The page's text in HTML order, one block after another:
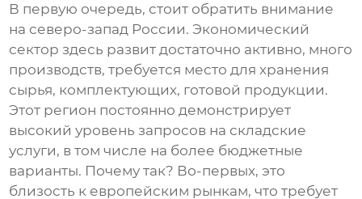
В первую очередь, стоит обратить внимание
на северо-запад России. Экономический
сектор здесь развит достаточно активно, много
производств, требуется место для хранения
сырья, комплектующих, готовой продукции.
Этот регион постоянно демонстрирует
высокий уровень запросов на складские
услуги, в том числе на более бюджетные
варианты. Почему так? Во-первых, это
близость к европейским рынкам, что требует